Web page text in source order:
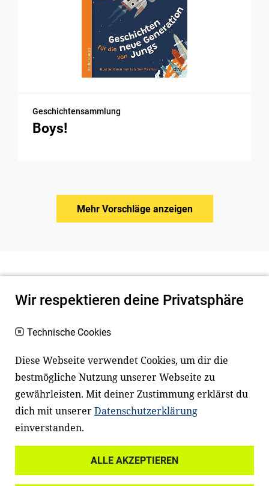
Geschichtensammlung
Boys!
Mehr Vorschläge anzeigen
Newsletter
Facebook LinkedIn
Wir respektieren deine Privatsphäre
Technische Cookies
Diese Webseite verwendet Cookies, um dir die
bestmögliche Nutzung unserer Webseite zu
gewährleisten. Mit deiner Zustimmung erklärst du
dich mit unsererDatenschutzerklärung
einverstanden.
ALLE AKZEPTIEREN